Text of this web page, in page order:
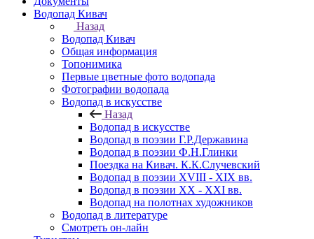
Водопад Кивач
Назад
Водопад Кивач
Общая информация
Топонимика
Первые цветные фото водопада
Фотографии водопада
Водопад в искусстве
Назад
Водопад в искусстве
Водопад в поэзии Г.Р.Державина
Водопад в поэзии Ф.Н.Глинки
Поездка на Кивач. К.К.Случевский
Водопад в поэзии XVIII - XIX вв.
Водопад в поэзии XX - XXI вв.
Водопад на полотнах художников
Водопад в литературе
Смотреть он-лайн